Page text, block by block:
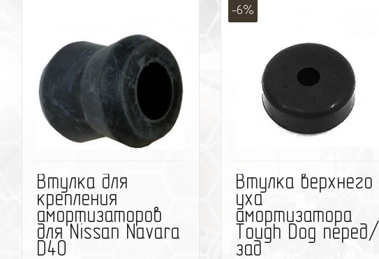
Втулка для
крепления
амортизаторов
для Nissan Navara
D40
-6%
Втулка верхнего
уха
амортизатора
Tough Dog перед/
зад